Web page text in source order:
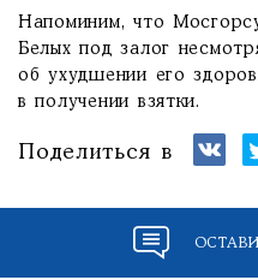
Напоминим, что
Белых под залог
об ухудшении его
в получении взятки.
Поделиться в